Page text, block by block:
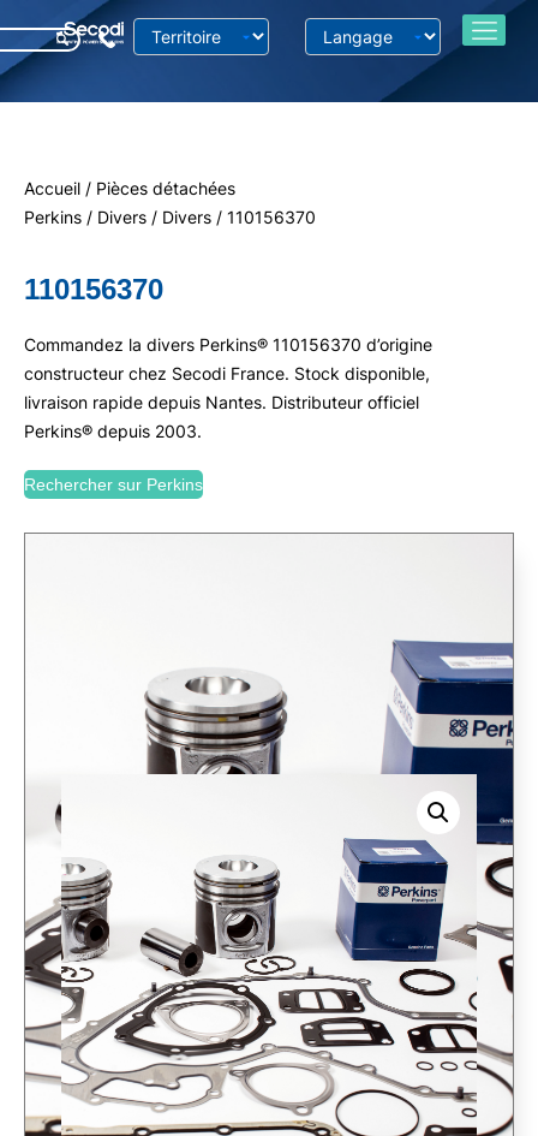
Accueil / Pièces détachées
Perkins / Divers / Divers / 110156370
110156370
Commandez la divers Perkins® 110156370 d’origine
constructeur chez Secodi France. Stock disponible,
livraison rapide depuis Nantes. Distributeur officiel
Perkins® depuis 2003.
Rechercher sur Perkins